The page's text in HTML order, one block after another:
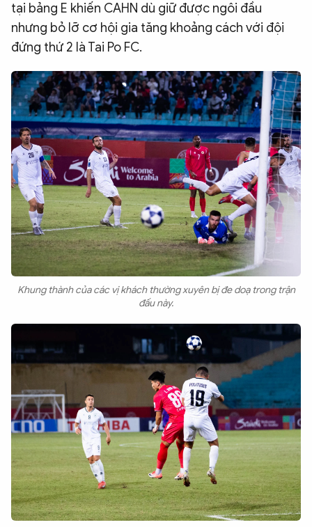
tại bảng E khiến CAHN dù giữ được ngôi đầu
nhưng bỏ lỡ cơ hội gia tăng khoảng cách với đội
đứng thứ 2 là Tai Po FC.
Khung thành của các vị khách thường xuyên bị đe doạ trong trận
đấu này.